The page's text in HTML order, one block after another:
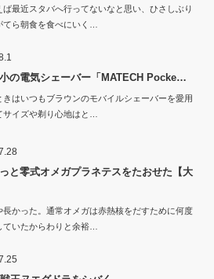
ば最近スタバへ行ってないなと思い、ひさしぶり
てら朝食を食べにいく…
の電気シェーバー「MATECH Pocke…
きはいつもブラウンのモバイルシェーバーを愛用
サイズや剃り心地はと…
と零式オメガプラネテスをたおせた【大
長かった。通常オメガは赤熱核をだすために何度
ていたからわりと余裕…